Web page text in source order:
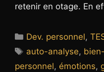
retenir en otage. En
Catégories
Dev. personnel,
Étiquettes
auto-analyse,
personnel, émotions,